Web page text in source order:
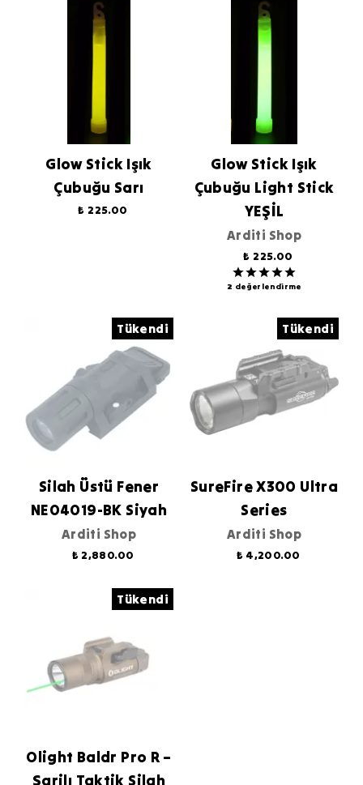
Glow Stick Işık
Çubuğu Sarı
₺ 225.00
Glow Stick Işık
Çubuğu Light Stick
YEŞİL
Arditi Shop
₺ 225.00
2 değerlendirme
Tükendi
Silah Üstü Fener
NE04019-BK Siyah
Arditi Shop
₺ 2,880.00
Tükendi
SureFire X300 Ultra
Series
Arditi Shop
₺ 4,200.00
Tükendi
Olight Baldr Pro R –
Şarjlı Taktik Silah